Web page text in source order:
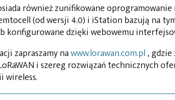
również zunifikowane
(od wersji 4.0) i iStation bazują na
konfigurowane dzięki webowemu
zapraszamy nawww.lorawan.com.pl ,
i szereg rozwiązań technicznych
wireless.